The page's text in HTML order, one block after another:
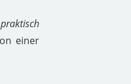
praktisch
einer